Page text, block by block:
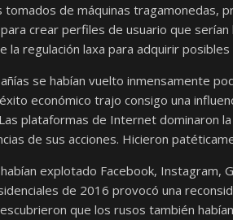
de máquinas tragamonedas,
crear perfiles de usuario que serían
la regulación laxa para adquirir
se habían vuelto inmensamente
económico trajo consigo una
plataformas de Internet dominaron
de sus acciones. Hicieron
explotado Facebook, Instagram,
de 2016 provocó una
que los rusos también